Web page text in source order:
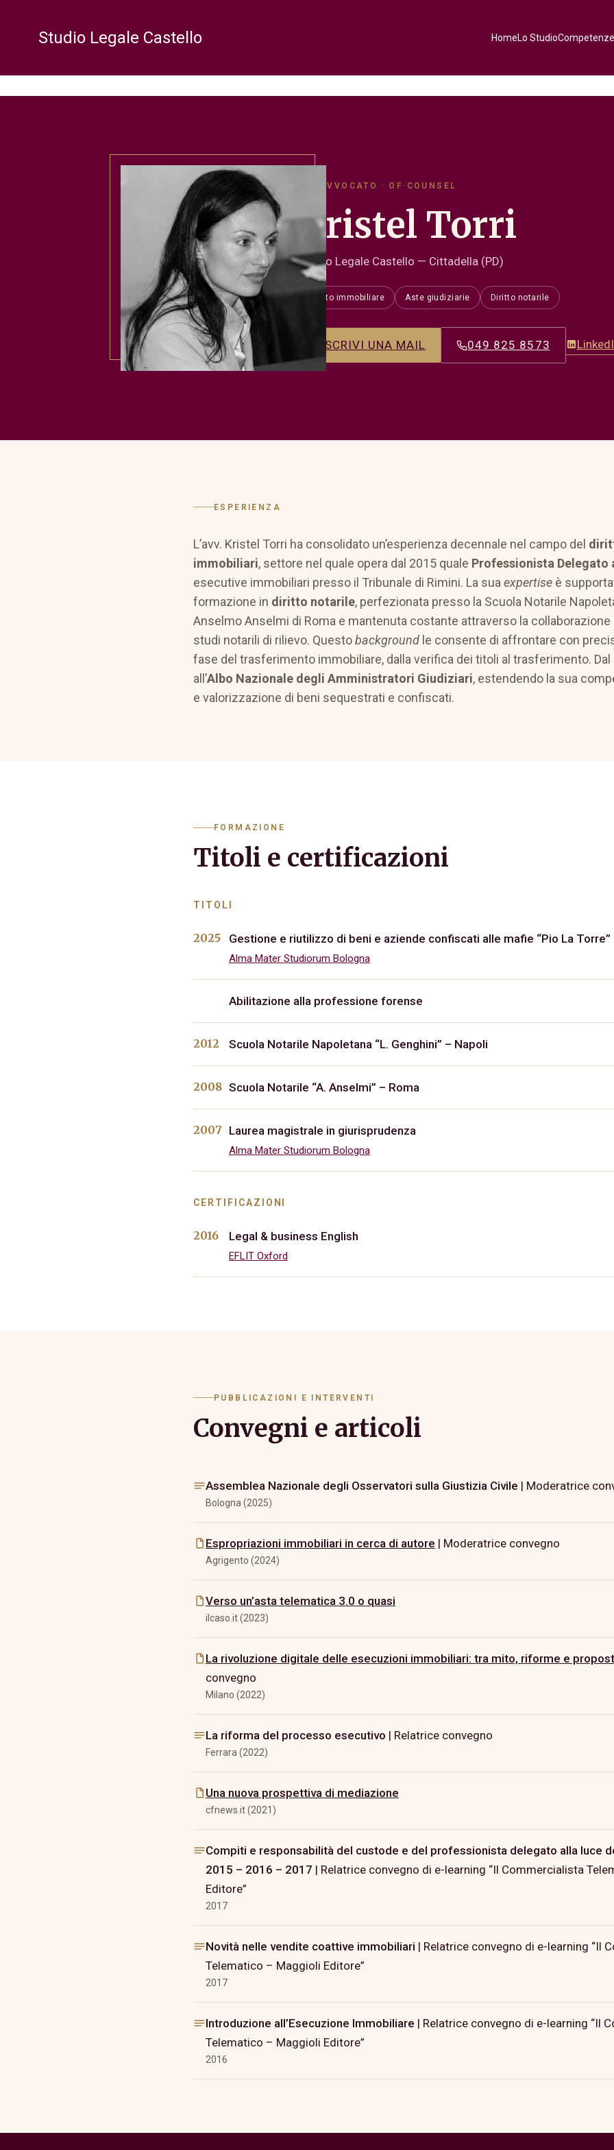
Studio Legale Castello HomeLo StudioCompetenze
AVVOCATO · OF COUNSEL
Kristel Torri
Studio Legale Castello — Cittadella (PD)
Diritto immobiliare Aste giudiziarie Diritto notarile
SCRIVI UNA MAIL 049 825 8573
ESPERIENZA
L’avv. Kristel Torri ha consolidato un’esperienza decennale nel campo del
immobiliari, settore nel quale opera dal 2015 quale Professionista Delegato
esecutive immobiliari presso il Tribunale di Rimini. La sua expertise è
formazione in diritto notarile, perfezionata presso la Scuola Notarile
Anselmo Anselmi di Roma e mantenuta costante attraverso la
studi notarili di rilievo. Questobackground le consente di affrontare con
fase del trasferimento immobiliare, dalla verifica dei titoli al trasferimento.
all’Albo Nazionale degli Amministratori Giudiziari, estendendo la sua
e valorizzazione di beni sequestrati e confiscati.
FORMAZIONE
Titoli e certificazioni
TITOLI
2025 Gestione e riutilizzo di beni e aziende confiscati alle mafie “Pio La Torre”
Alma Mater Studiorum Bologna
Abilitazione alla professione forense
2012 Scuola Notarile Napoletana “L. Genghini” – Napoli
2008 Scuola Notarile “A. Anselmi” – Roma
2007 Laurea magistrale in giurisprudenza
Alma Mater Studiorum Bologna
CERTIFICAZIONI
2016 Legal & business English
EFLIT Oxford
PUBBLICAZIONI E INTERVENTI
Convegni e articoli
Assemblea Nazionale degli Osservatori sulla Giustizia Civile | Moderatrice
Bologna (2025)
Espropriazioni immobiliari in cerca di autore | Moderatrice convegno
Agrigento (2024)
Verso un’asta telematica 3.0 o quasi
ilcaso.it (2023)
La rivoluzione digitale delle esecuzioni immobiliari: tra mito, riforme e
convegno
Milano (2022)
La riforma del processo esecutivo | Relatrice convegno
Ferrara (2022)
Una nuova prospettiva di mediazione
cfnews.it (2021)
Compiti e responsabilità del custode e del professionista delegato alla luce
2015 – 2016 – 2017 | Relatrice convegno di e-learning “Il Commercialista
Editore”
2017
Novità nelle vendite coattive immobiliari | Relatrice convegno di e-learning “Il
Telematico – Maggioli Editore”
2017
Introduzione all’Esecuzione Immobiliare | Relatrice convegno di e-learning “Il
Telematico – Maggioli Editore”
2016